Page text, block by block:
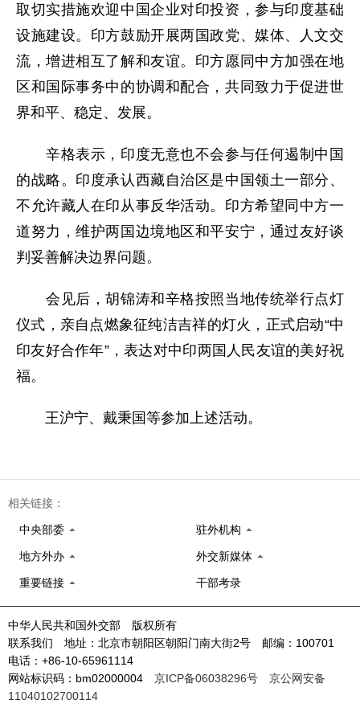
取切实措施欢迎中国企业对印投资，参与印度基础
设施建设。印方鼓励开展两国政党、媒体、人文交
流，增进相互了解和友谊。印方愿同中方加强在地
区和国际事务中的协调和配合，共同致力于促进世
界和平、稳定、发展。
辛格表示，印度无意也不会参与任何遏制中国
的战略。印度承认西藏自治区是中国领土一部分、
不允许藏人在印从事反华活动。印方希望同中方一
道努力，维护两国边境地区和平安宁，通过友好谈
判妥善解决边界问题。
会见后，胡锦涛和辛格按照当地传统举行点灯
仪式，亲自点燃象征纯洁吉祥的灯火，正式启动“中
印友好合作年”，表达对中印两国人民友谊的美好祝
福。
王沪宁、戴秉国等参加上述活动。
相关链接：
中央部委 驻外机构
地方外办 外交新媒体
重要链接 干部考录
中华人民共和国外交部 版权所有
联系我们 地址：北京市朝阳区朝阳门南大街2号 邮编：100701
电话：+86-10-65961114
网站标识码：bm02000004 京ICP备06038296号
京公网安备
11040102700114